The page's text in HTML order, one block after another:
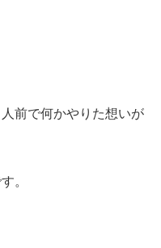
前で何かやりた想いが
。